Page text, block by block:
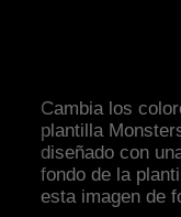
Cambia los
plantilla
diseñado con
fondo de la
esta imagen de